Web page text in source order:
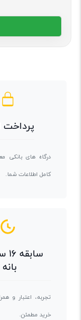
پرداخت
درگاه های بانکی
کامل اطلاعات شما.
بانه
تجربه، اعتبار و
خرید مطمئن.